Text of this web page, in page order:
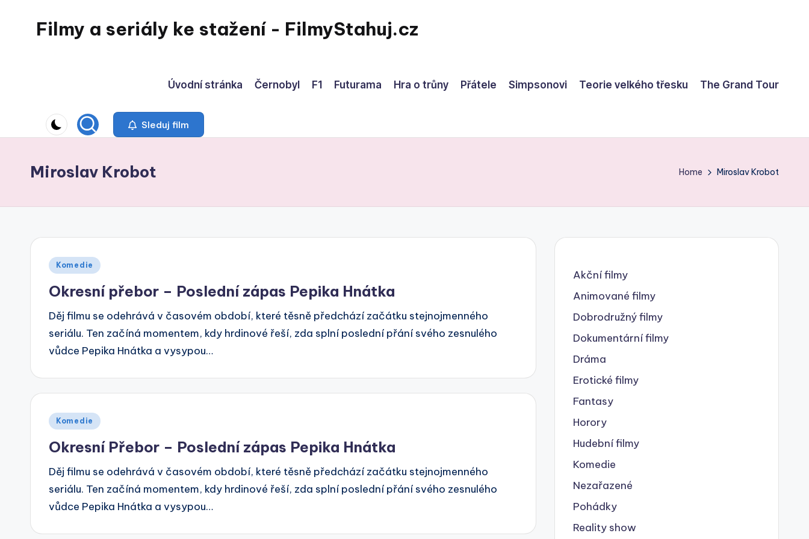
Filmy a seriály ke stažení - FilmyStahuj.cz
Úvodní stránka Černobyl F1 Futurama Hra o trůny Přátele Simpsonovi Teorie velkého třesku The Grand Tour
Sleduj film
Miroslav Krobot Home Miroslav Krobot
Posted
Komedie
Okresní přebor – Poslední zápas Pepika Hnátka
Děj filmu se odehrává v časovém období, které těsně předchází začátku stejnojmenného
seriálu. Ten začíná momentem, kdy hrdinové řeší, zda splní poslední přání svého zesnulého
vůdce Pepika Hnátka a vysypou…
Posted
Komedie
Okresní Přebor – Poslední zápas Pepika Hnátka
Děj filmu se odehrává v časovém období, které těsně předchází začátku stejnojmenného
seriálu. Ten začíná momentem, kdy hrdinové řeší, zda splní poslední přání svého zesnulého
vůdce Pepika Hnátka a vysypou…
Akční filmy
Animované filmy
Dobrodružný filmy
Dokumentární filmy
Dráma
Erotické filmy
Fantasy
Horory
Hudební filmy
Komedie
Nezařazené
Pohádky
Reality show